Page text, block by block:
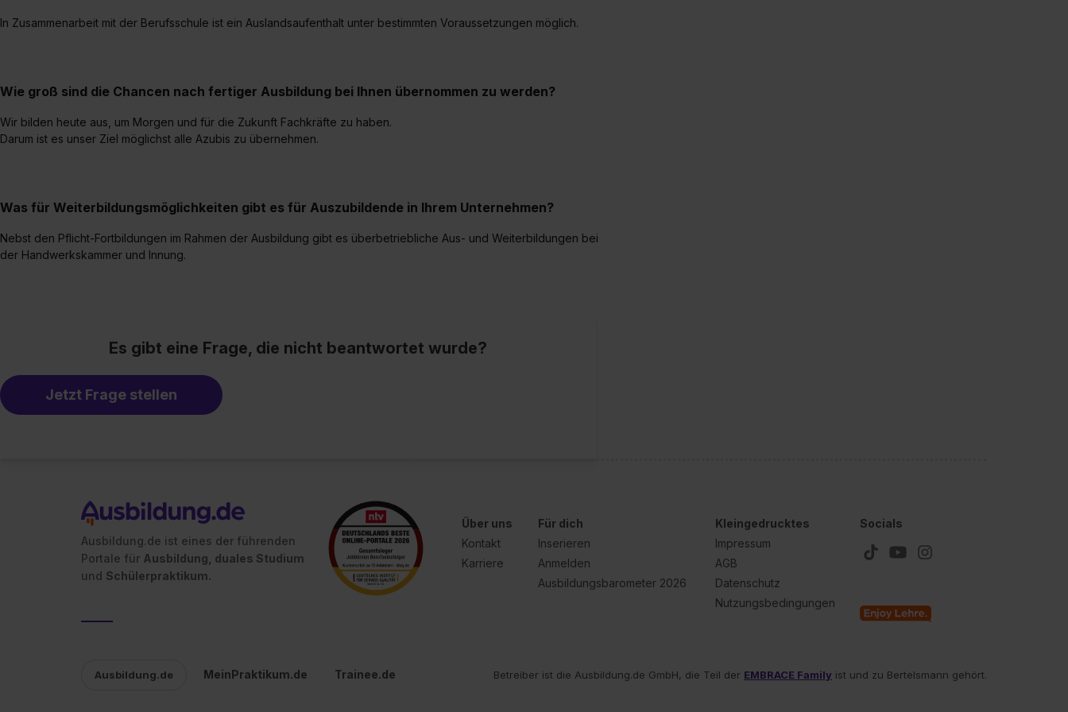
In Zusammenarbeit mit der Berufsschule ist ein Auslandsaufenthalt unter bestimmten Voraussetzungen möglich.
Wie groß sind die Chancen nach fertiger Ausbildung bei Ihnen übernommen zu werden?
Wir bilden heute aus, um Morgen und für die Zukunft Fachkräfte zu haben.
Darum ist es unser Ziel möglichst alle Azubis zu übernehmen.
Was für Weiterbildungsmöglichkeiten gibt es für Auszubildende in Ihrem Unternehmen?
Nebst den Pflicht-Fortbildungen im Rahmen der Ausbildung gibt es überbetriebliche Aus- und Weiterbildungen bei
der Handwerkskammer und Innung.
Es gibt eine Frage, die nicht beantwortet wurde?
Jetzt Frage stellen
Ausbildung.de ist eines der führenden
Portale für Ausbildung, duales Studium
und Schülerpraktikum.
Über uns
Kontakt
Karriere
Für dich
Inserieren
Anmelden
Ausbildungsbarometer 2026
Kleingedrucktes
Impressum
AGB
Datenschutz
Nutzungsbedingungen
Socials
Ausbildung.de MeinPraktikum.de Trainee.de Betreiber ist die Ausbildung.de GmbH, die Teil der EMBRACE Family ist und zu Bertelsmann gehört.